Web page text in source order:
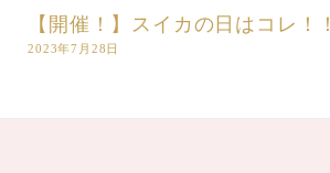
【開催！】スイカの日はコレ！！
2023年7月28日